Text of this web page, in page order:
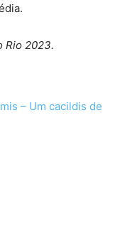
Rio 2023.
– Um cacildis de